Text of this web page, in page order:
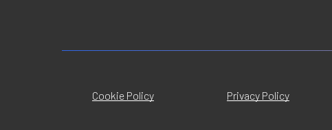
Cookie Policy Privacy Policy